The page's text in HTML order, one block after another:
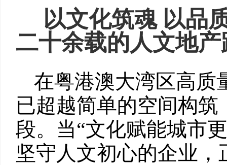
以文化筑魂 以品
二十余载的人文地
在粤港澳大湾区高质
已超越简单的空间构
段。当“文化赋能城市
坚守人文初心的企业